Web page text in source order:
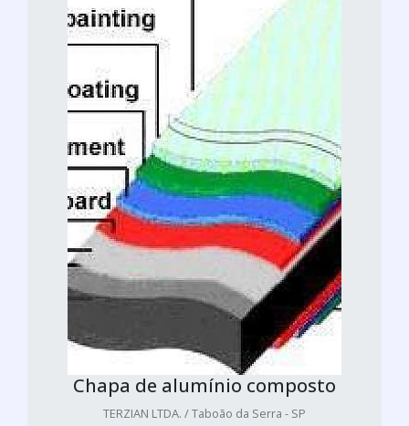
Chapa de alumínio composto
TERZIAN LTDA. / Taboão da Serra - SP